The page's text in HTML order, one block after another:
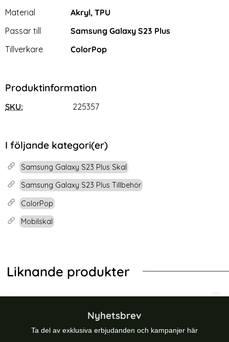
Material
Akryl, TPU
Passar till
Samsung Galaxy S23 Plus
Tillverkare
ColorPop
Produktinformation
SKU: 225357
I följande kategori(er)
Samsung Galaxy S23 Plus Skal
Samsung Galaxy S23 Plus Tillbehör
ColorPop
Mobilskal
Liknande produkter
Galaxy S23 Plus Skal Magic Shield Mörk Blå
ColorPop Samsung Galaxy S23
Nyhetsbrev
Ta del av exklusiva erbjudanden och kampanjer här